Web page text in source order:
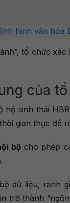
hình văn hóa
tổ chức xác
của
sinh thái
gian thực để
bộ cho phép
dữ liệu, ranh
trở thành